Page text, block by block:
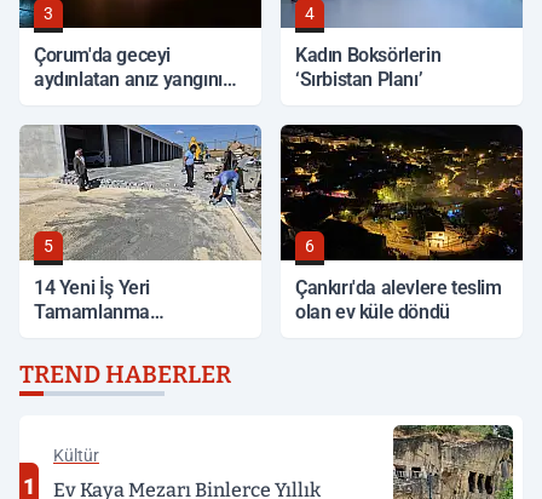
3
Çorum'da geceyi
aydınlatan anız yangını
4
Kadın Boksörlerin
‘Sırbistan Planı’
5
14 Yeni İş Yeri
Tamamlanma
6
Çankırı'da alevlere teslim
olan ev küle döndü
TREND HABERLER
1
Kültür
Ev Kaya Mezarı Binlerce Yıllık